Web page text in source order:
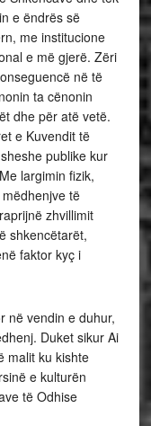
e ëndrës së
me institucione
e më gjerë. Zëri
në të
ta cënonin
dhe për atë vetë.
e Kuvendit të
publike kur
largimin fizik,
të
zhvillimit
shkencëtarët,
faktor kyç i
në vendin e duhur,
Duket sikur Ai
malit ku kishte
e kulturën
të Odhise